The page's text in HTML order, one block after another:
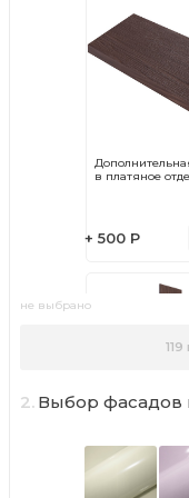
в платяное
+ 500 Р
Вертикальная
перегородка
не выбрано
119
2. Выбор